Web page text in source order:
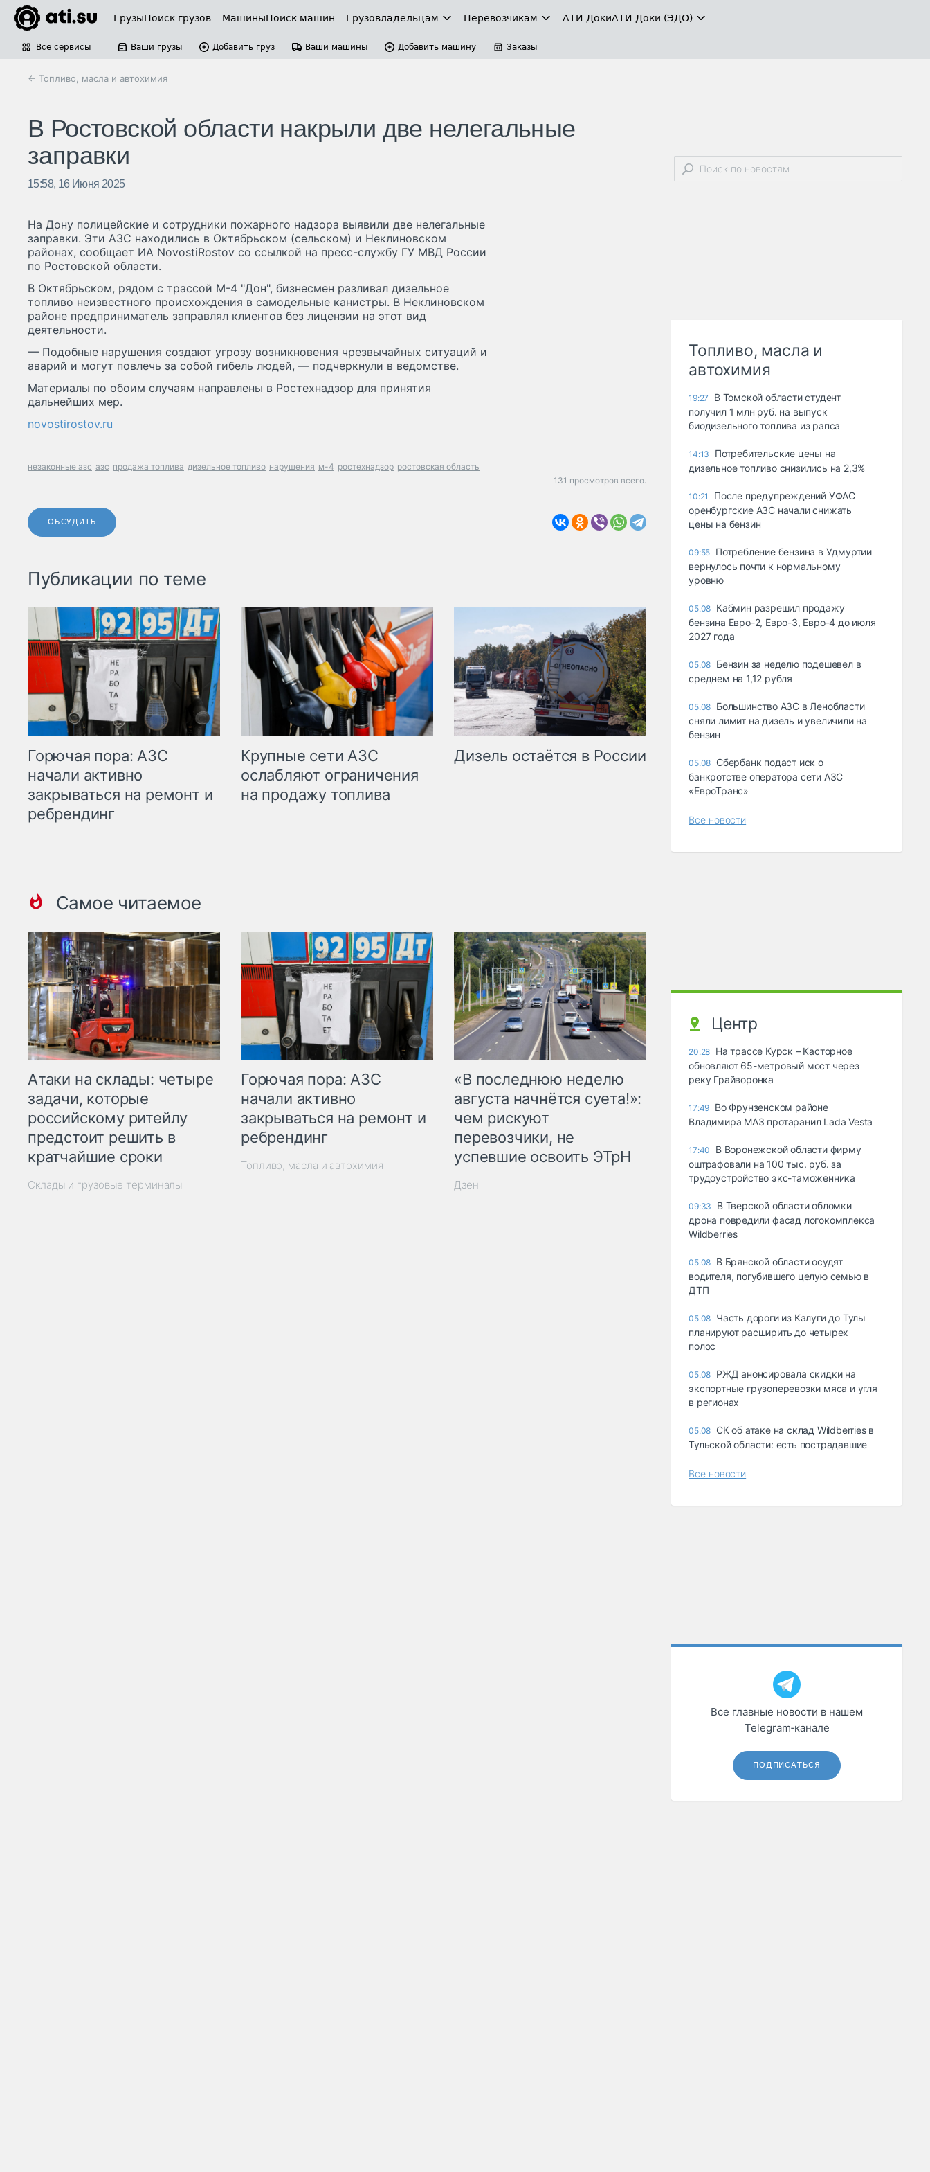
ГрузыПоиск грузов МашиныПоиск машин Грузовладельцам Перевозчикам АТИ-ДокиАТИ-Доки (ЭДО)
Все сервисы Ваши грузы Добавить груз Ваши машины Добавить машину Заказы
← Топливо, масла и автохимия
В Ростовской области накрыли две нелегальные
заправки
15:58, 16 Июня 2025
На Дону полицейские и сотрудники пожарного надзора выявили две нелегальные
заправки. Эти АЗС находились в Октябрьском (сельском) и Неклиновском
районах, сообщает ИА NovostiRostov со ссылкой на пресс-службу ГУ МВД России
по Ростовской области.
В Октябрьском, рядом с трассой М-4 "Дон", бизнесмен разливал дизельное
топливо неизвестного происхождения в самодельные канистры. В Неклиновском
районе предприниматель заправлял клиентов без лицензии на этот вид
деятельности.
— Подобные нарушения создают угрозу возникновения чрезвычайных ситуаций и
аварий и могут повлечь за собой гибель людей, — подчеркнули в ведомстве.
Материалы по обоим случаям направлены в Ростехнадзор для принятия
дальнейших мер.
novostirostov.ru
незаконные азс азс продажа топлива дизельное топливо нарушения м-4 ростехнадзор ростовская область
131 просмотров всего.
ОБСУДИТЬ
Публикации по теме
Горючая пора: АЗС
начали активно
закрываться на ремонт и
ребрендинг
Крупные сети АЗС
ослабляют ограничения
на продажу топлива
Дизель остаётся в России
Самое читаемое
Атаки на склады: четыре
задачи, которые
российскому ритейлу
предстоит решить в
кратчайшие сроки
Склады и грузовые терминалы
Горючая пора: АЗС
начали активно
закрываться на ремонт и
ребрендинг
Топливо, масла и автохимия
«В последнюю неделю
августа начнётся суета!»:
чем рискуют
перевозчики, не
успевшие освоить ЭТрН
Дзен
Топливо, масла и
автохимия
19:27
В Томской области студент
получил 1 млн руб. на выпуск
биодизельного топлива из рапса
14:13
Потребительские цены на
дизельное топливо снизились на 2,3%
10:21
После предупреждений УФАС
оренбургские АЗС начали снижать
цены на бензин
09:55 Потребление бензина в Удмуртии
вернулось почти к нормальному
уровню
05.08 Кабмин разрешил продажу
бензина Евро-2, Евро-3, Евро-4 до июля
2027 года
05.08 Бензин за неделю подешевел в
среднем на 1,12 рубля
05.08 Большинство АЗС в Ленобласти
сняли лимит на дизель и увеличили на
бензин
05.08 Сбербанк подаст иск о
банкротстве оператора сети АЗС
«ЕвроТранс»
Все новости
Центр
20:28 На трассе Курск – Касторное
обновляют 65-метровый мост через
реку Грайворонка
17:49 Во Фрунзенском районе
Владимира МАЗ протаранил Lada Vesta
17:40
В Воронежской области фирму
оштрафовали на 100 тыс. руб. за
трудоустройство экс-таможенника
09:33
В Тверской области обломки
дрона повредили фасад логокомплекса
Wildberries
05.08 В Брянской области осудят
водителя, погубившего целую семью в
ДТП
05.08 Часть дороги из Калуги до Тулы
планируют расширить до четырех
полос
05.08 РЖД анонсировала скидки на
экспортные грузоперевозки мяса и угля
в регионах
05.08 СК об атаке на склад Wildberries в
Тульской области: есть пострадавшие
Все новости
Все главные новости в нашем
Telegram‑канале
ПОДПИСАТЬСЯ